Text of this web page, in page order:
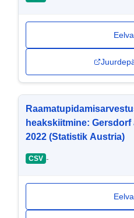
heakskiitmine: Gersdorf
2022 (Statistik Austria)
CSV -